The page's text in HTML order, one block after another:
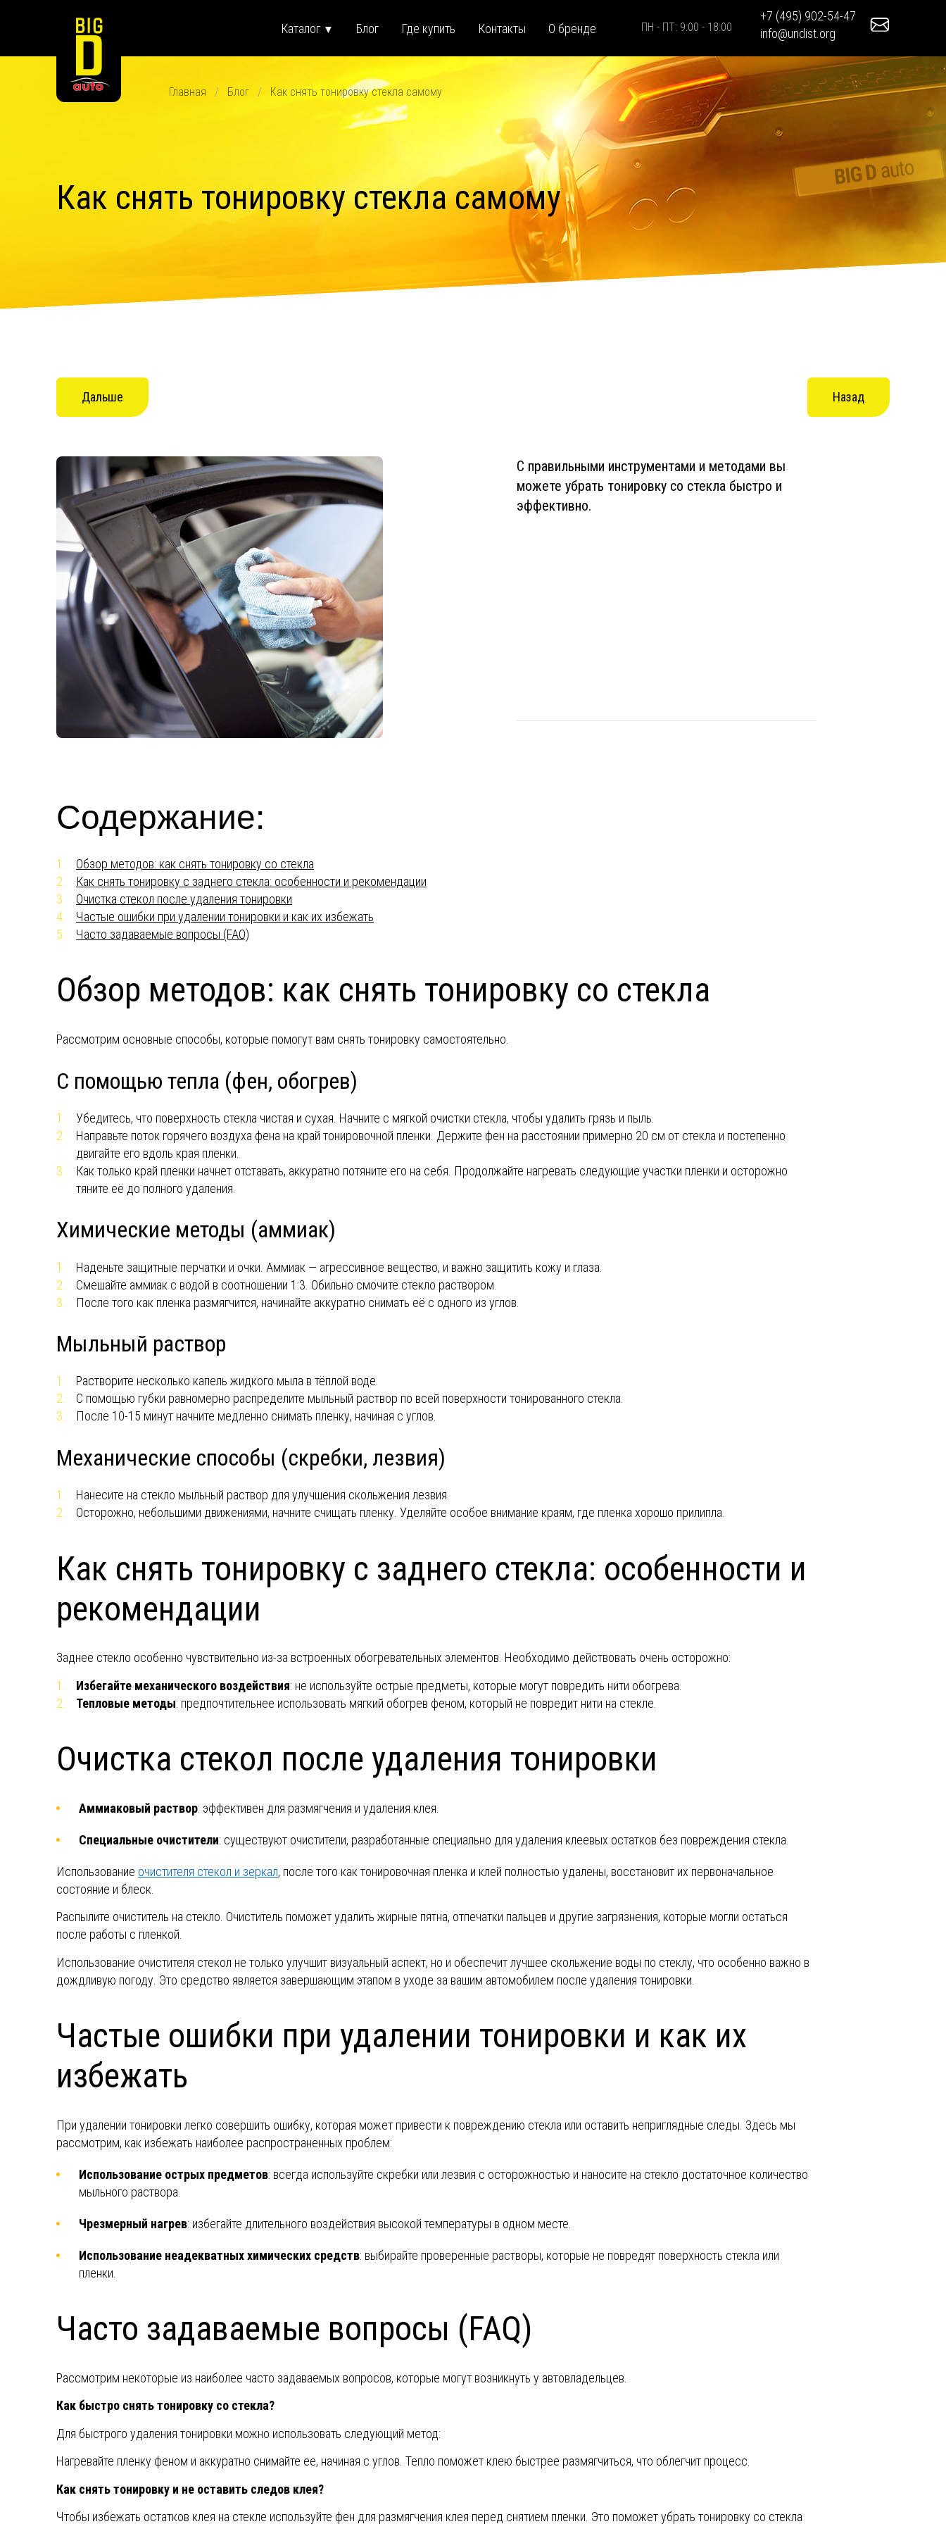
Каталог ▼ Блог Где купить Контакты О бренде ПН - ПТ: 9:00 - 18:00
+7 (495) 902-54-47
info@undist.org
Главная Блог Как снять тонировку стекла самому
Как снять тонировку стекла самому
Дальше Назад
С правильными инструментами и методами вы
можете убрать тонировку со стекла быстро и
эффективно.
Содержание:
Обзор методов: как снять тонировку со стекла
Как снять тонировку с заднего стекла: особенности и рекомендации
Очистка стекол после удаления тонировки
Частые ошибки при удалении тонировки и как их избежать
Часто задаваемые вопросы (FAQ)
Обзор методов: как снять тонировку со стекла
Рассмотрим основные способы, которые помогут вам снять тонировку самостоятельно.
С помощью тепла (фен, обогрев)
Убедитесь, что поверхность стекла чистая и сухая. Начните с мягкой очистки стекла, чтобы удалить грязь и пыль.
Направьте поток горячего воздуха фена на край тонировочной пленки. Держите фен на расстоянии примерно 20 см от стекла и постепенно
двигайте его вдоль края пленки.
Как только край пленки начнет отставать, аккуратно потяните его на себя. Продолжайте нагревать следующие участки пленки и осторожно
тяните её до полного удаления.
Химические методы (аммиак)
Наденьте защитные перчатки и очки. Аммиак — агрессивное вещество, и важно защитить кожу и глаза.
Смешайте аммиак с водой в соотношении 1:3. Обильно смочите стекло раствором.
После того как пленка размягчится, начинайте аккуратно снимать её с одного из углов.
Мыльный раствор
Растворите несколько капель жидкого мыла в тёплой воде.
С помощью губки равномерно распределите мыльный раствор по всей поверхности тонированного стекла.
После 10-15 минут начните медленно снимать пленку, начиная с углов.
Механические способы (скребки, лезвия)
Нанесите на стекло мыльный раствор для улучшения скольжения лезвия.
Осторожно, небольшими движениями, начните счищать пленку. Уделяйте особое внимание краям, где пленка хорошо прилипла.
Как снять тонировку с заднего стекла: особенности и
рекомендации
Заднее стекло особенно чувствительно из-за встроенных обогревательных элементов. Необходимо действовать очень осторожно:
Избегайте механического воздействия: не используйте острые предметы, которые могут повредить нити обогрева.
Тепловые методы: предпочтительнее использовать мягкий обогрев феном, который не повредит нити на стекле.
Очистка стекол после удаления тонировки
Аммиаковый раствор: эффективен для размягчения и удаления клея.
Специальные очистители: существуют очистители, разработанные специально для удаления клеевых остатков без повреждения стекла.
Использование очистителя стекол и зеркал, после того как тонировочная пленка и клей полностью удалены, восстановит их первоначальное
состояние и блеск.
Распылите очиститель на стекло. Очиститель поможет удалить жирные пятна, отпечатки пальцев и другие загрязнения, которые могли остаться
после работы с пленкой.
Использование очистителя стекол не только улучшит визуальный аспект, но и обеспечит лучшее скольжение воды по стеклу, что особенно важно в
дождливую погоду. Это средство является завершающим этапом в уходе за вашим автомобилем после удаления тонировки.
Частые ошибки при удалении тонировки и как их
избежать
При удалении тонировки легко совершить ошибку, которая может привести к повреждению стекла или оставить неприглядные следы. Здесь мы
рассмотрим, как избежать наиболее распространенных проблем:
Использование острых предметов: всегда используйте скребки или лезвия с осторожностью и наносите на стекло достаточное количество
мыльного раствора.
Чрезмерный нагрев: избегайте длительного воздействия высокой температуры в одном месте.
Использование неадекватных химических средств: выбирайте проверенные растворы, которые не повредят поверхность стекла или
пленки.
Часто задаваемые вопросы (FAQ)
Рассмотрим некоторые из наиболее часто задаваемых вопросов, которые могут возникнуть у автовладельцев.
Как быстро снять тонировку со стекла?
Для быстрого удаления тонировки можно использовать следующий метод:
Нагревайте пленку феном и аккуратно снимайте ее, начиная с углов. Тепло поможет клею быстрее размягчиться, что облегчит процесс.
Как снять тонировку и не оставить следов клея?
Чтобы избежать остатков клея на стекле используйте фен для размягчения клея перед снятием пленки. Это поможет убрать тонировку со стекла